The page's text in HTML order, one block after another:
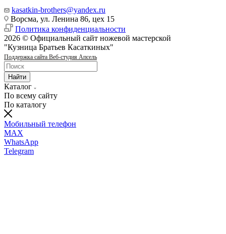
kasatkin-brothers@yandex.ru
Ворсма, ул. Ленина 86, цех 15
Политика конфиденциальности
2026 © Официальный сайт ножевой мастерской
"Кузница Братьев Касаткиных"
Поддержка сайта Веб-студия Апсель
Найти
Каталог
По всему сайту
По каталогу
Мобильный телефон
MAX
WhatsApp
Telegram